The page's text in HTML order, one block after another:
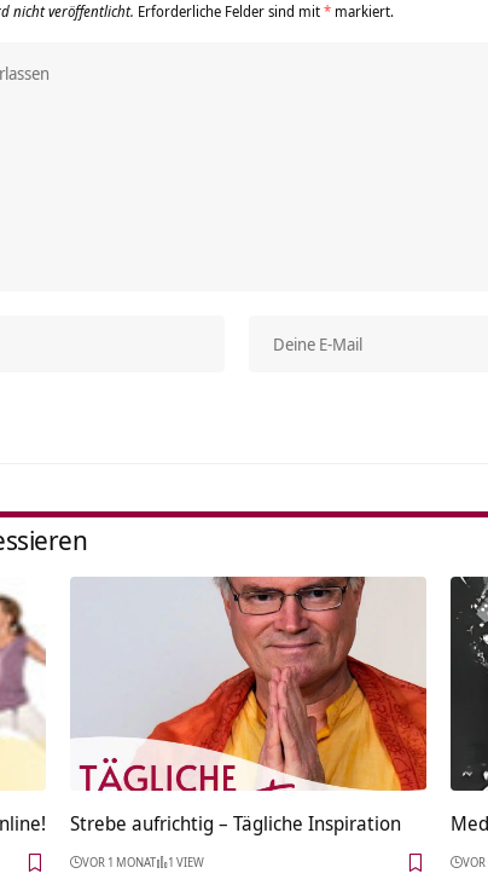
nicht veröffentlicht. Erforderliche Felder sind mit* markiert.
Strebe aufrichtig – Tägliche Inspiration
VOR 1 MONAT 1 VIEW VOR